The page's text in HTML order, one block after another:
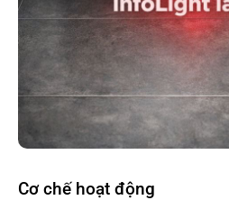
Cơ chế hoạt động